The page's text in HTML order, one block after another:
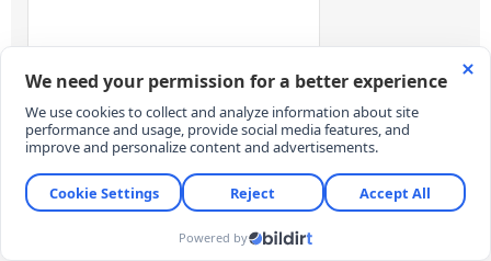
İÇERİK VE ONAY KURALLARI:
KARAR Gazetesi yorum sütunları ifade
hürriyetinin kullanımı için vardır. Sayfalarımız, temel insan haklarına,
değerler çerçevesinde yazılan yorumlara açıktır. Yorumların içerik ve